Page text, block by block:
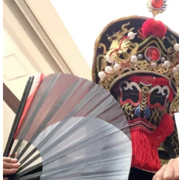
#出張マジック
#マジシャン派遣
#イリュージョン
#和歌山県
#白浜町
#変面ショー
#イベント
#宴会
#余興
1 5 X
さらに読み込む